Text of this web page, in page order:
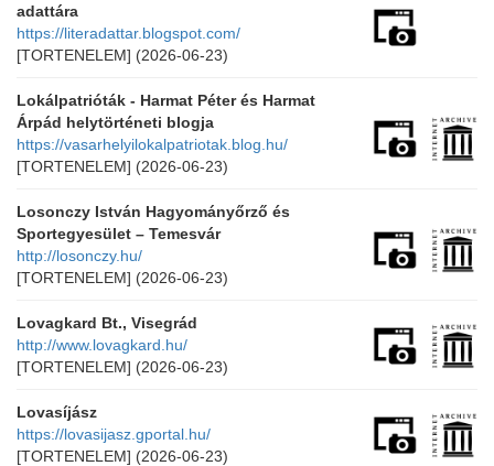
adattára
https://literadattar.blogspot.com/
[TORTENELEM] (2026-06-23)
Lokálpatrióták - Harmat Péter és Harmat
Árpád helytörténeti blogja
https://vasarhelyilokalpatriotak.blog.hu/
[TORTENELEM] (2026-06-23)
Losonczy István Hagyományőrző és
Sportegyesület – Temesvár
http://losonczy.hu/
[TORTENELEM] (2026-06-23)
Lovagkard Bt., Visegrád
http://www.lovagkard.hu/
[TORTENELEM] (2026-06-23)
Lovasíjász
https://lovasijasz.gportal.hu/
[TORTENELEM] (2026-06-23)